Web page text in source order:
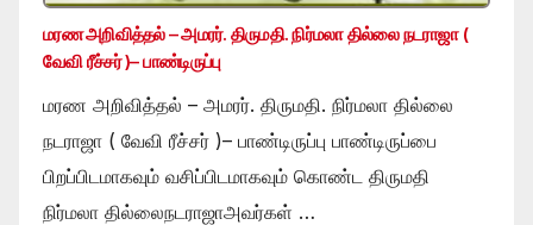
மரண அறிவித்தல் – அமரர். திருமதி. நிர்மலா தில்லை நடராஜா (
வேவி ரீச்சர் )– பாண்டிருப்பு
மரண அறிவித்தல் – அமரர். திருமதி. நிர்மலா தில்லை
நடராஜா ( வேவி ரீச்சர் )– பாண்டிருப்பு பாண்டிருப்பை
பிறப்பிடமாகவும் வசிப்பிடமாகவும் கொண்ட திருமதி
நிர்மலா தில்லைநடராஜாஅவர்கள் …